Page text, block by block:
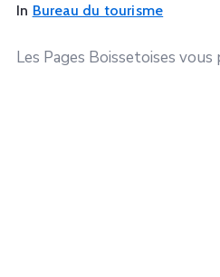
In Bureau du tourisme
Les Pages Boissetoises